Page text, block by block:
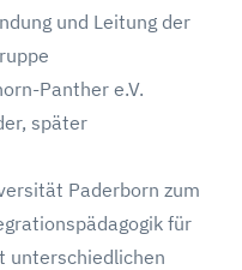
und Leitung der
Panther e.V.
später
Paderborn zum
für
unterschiedlichen